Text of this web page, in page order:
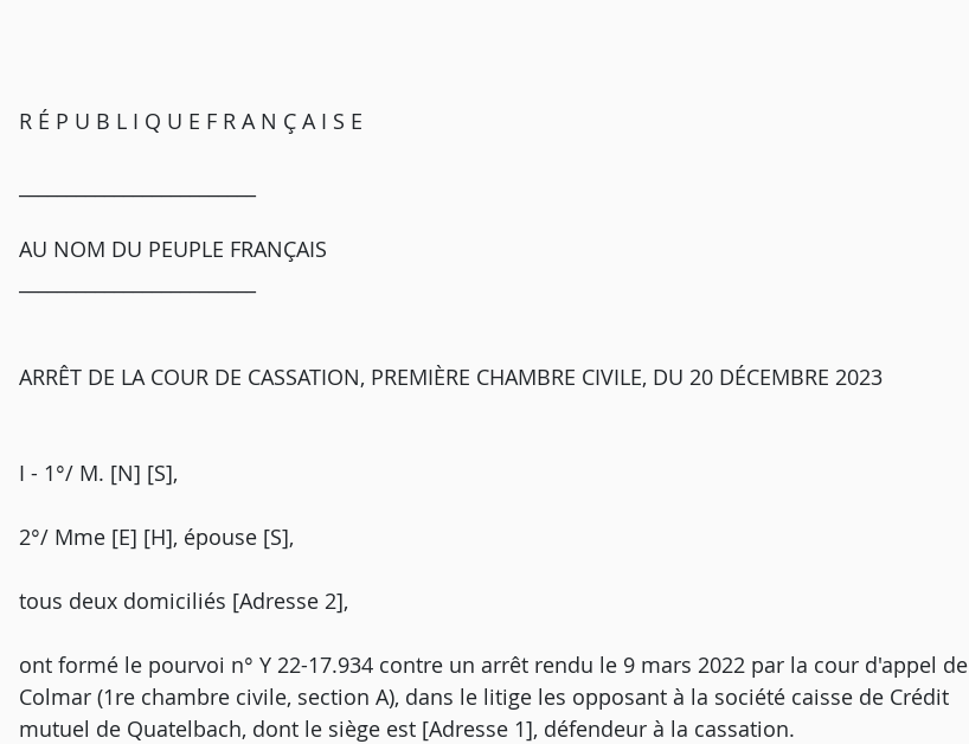
R É P U B L I Q U E F R A N Ç A I S E
AU NOM DU PEUPLE FRANÇAIS
ARRÊT DE LA COUR DE CASSATION, PREMIÈRE CHAMBRE CIVILE, DU 20 DÉCEMBRE 2023
I - 1°/ M. [N] [S],
2°/ Mme [E] [H], épouse [S],
tous deux domiciliés [Adresse 2],
ont formé le pourvoi n° Y 22-17.934 contre un arrêt rendu le 9 mars 2022 par la cour d'appel de
Colmar (1re chambre civile, section A), dans le litige les opposant à la société caisse de Crédit
mutuel de Quatelbach, dont le siège est [Adresse 1], défendeur à la cassation.